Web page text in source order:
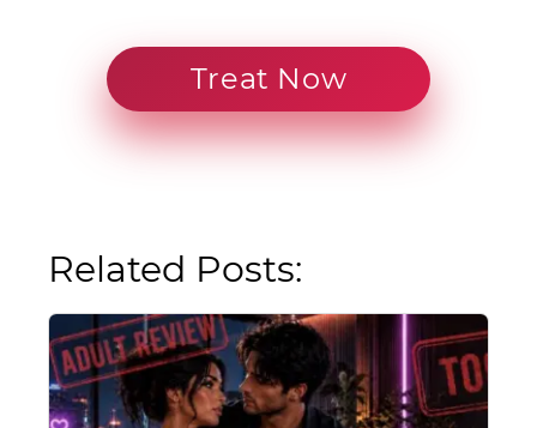
Treat Now
Related Posts: